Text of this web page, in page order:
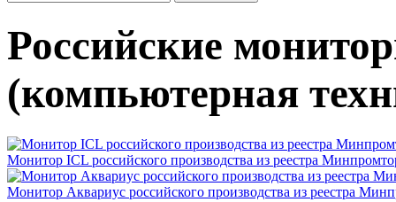
Российские
(компьютерная
Монитор ICL российского производства из реестра
Монитор Аквариус российского производства из реестра